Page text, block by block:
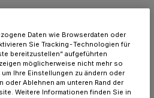
Daten wie Browserdaten oder
Sie Tracking-Technologien für
bereitzustellen“ aufgeführten
möglicherweise nicht mehr so
Ihre Einstellungen zu ändern oder
oder Ablehnen am unteren Rand der
Weitere Informationen finden Sie in